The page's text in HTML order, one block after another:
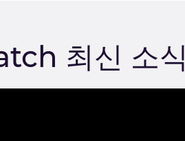
최신 소식